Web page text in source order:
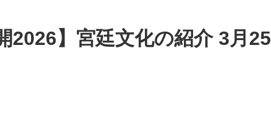
2026】宮廷文化の紹介 3月25